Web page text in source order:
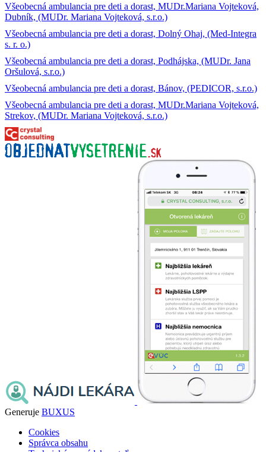
Všeobecná ambulancia pre deti a dorast, MUDr.Mariana Vojteková,
Dubník, (MUDr. Mariana Vojteková, s.r.o.)
Všeobecná ambulancia pre deti a dorast, Dolný Ohaj, (Med-Integra
s. r. o.)
Všeobecná ambulancia pre deti a dorast, Podhájska, (MUDr. Jana
Oršulová, s.r.o.)
Všeobecná ambulancia pre deti a dorast, Bánov, (PEDICOR, s.r.o.)
Všeobecná ambulancia pre deti a dorast, MUDr.Mariana Vojteková,
Strekov, (MUDr. Mariana Vojteková, s.r.o.)
Generuje BUXUS
Cookies
Správca obsahu